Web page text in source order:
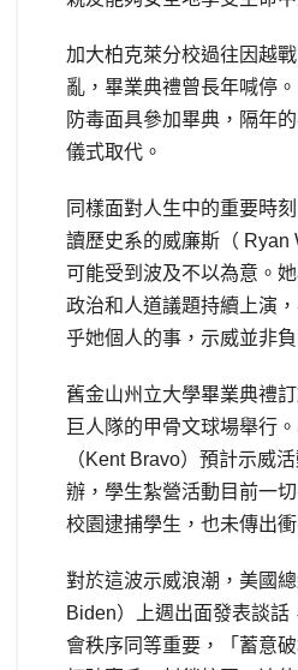
加大柏克萊分校過往因越
亂，畢業典禮曾長年喊停
防毒面具參加畢典，隔年
儀式取代。
同樣面對人生中的重要時
讀歷史系的威廉斯（ Ryan
可能受到波及不以為意。
政治和人道議題持續上演
乎她個人的事，示威並非負
舊金山州立大學畢業典禮
巨人隊的甲骨文球場舉行
（Kent Bravo）預計示威
辦，學生紮營活動目前一
校園逮捕學生，也未傳出衝
對於這波示威浪潮，美國
Biden）上週出面發表談話
會秩序同等重要，「蓄意